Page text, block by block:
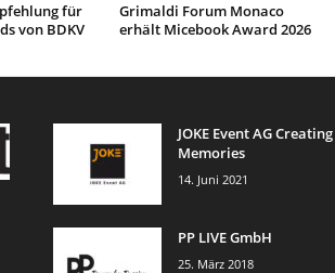
für
von BDKV
Grimaldi Forum Monaco
erhält Micebook Award 2026
JOKE Event AG Creating
Memories
14. Juni 2021
PP LIVE GmbH
25. März 2018